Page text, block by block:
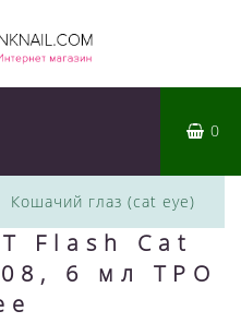
0
Кошачий глаз (cat eye)
Flash Cat
6 мл TPO